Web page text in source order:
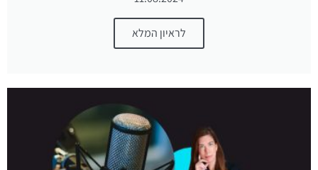
לראיון המלא